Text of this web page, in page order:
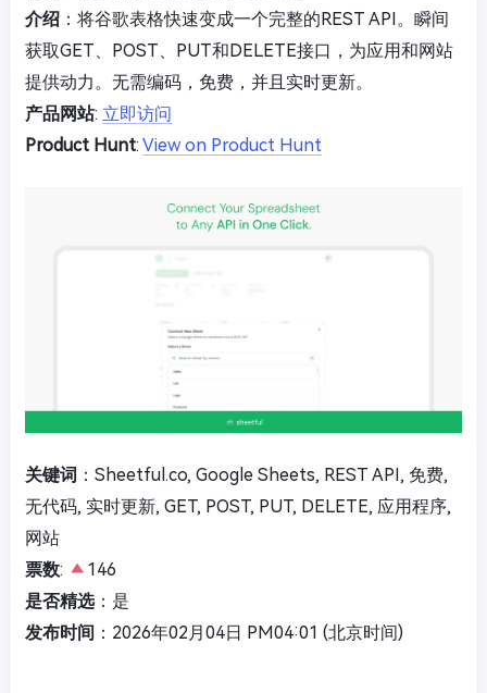
介绍 ：将谷歌表格快速变成一个完整的REST API。瞬间
获取GET、POST、PUT和DELETE接口，为应用和网站
提供动力。无需编码，免费，并且实时更新。
产品网站: 立即访问
Product Hunt: View on Product Hunt
关键词 ：Sheetful.co, Google Sheets, REST API, 免费,
无代码, 实时更新, GET, POST, PUT, DELETE, 应用程序,
网站
票数:
146
是否精选：是
发布时间 ：2026年02月04日 PM04:01 (北京时间)